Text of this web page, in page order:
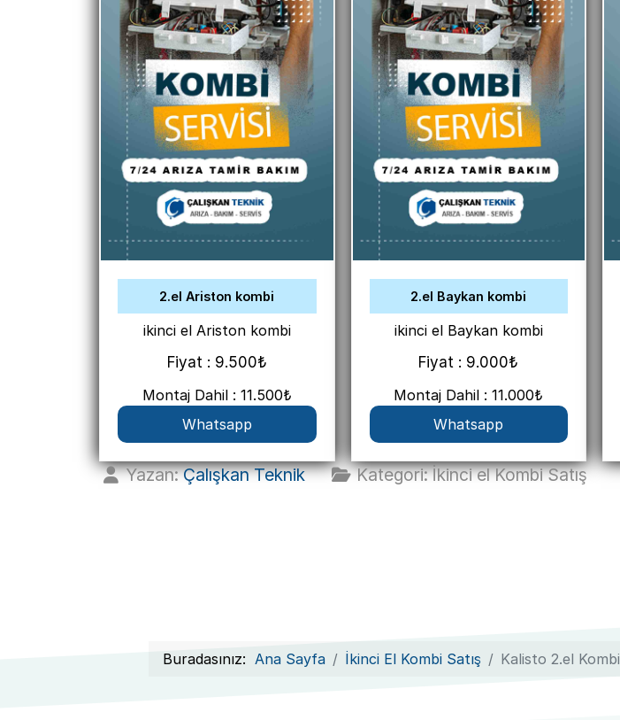
2.el Ariston kombi
ikinci el Ariston kombi
Fiyat : 9.500₺
Montaj Dahil : 11.500₺
Whatsapp
2.el Baykan kombi
ikinci el Baykan kombi
Fiyat : 9.000₺
Montaj Dahil : 11.000₺
Whatsapp
Yazan:Çalışkan Teknik Kategori:İkinci el Kombi Satış
Buradasınız:Ana Sayfa İkinci El Kombi Satış Kalisto 2.el Kombi